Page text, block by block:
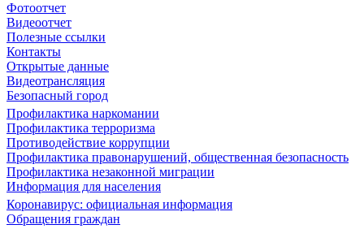
Фотоотчет
Видеоотчет
Полезные ссылки
Контакты
Открытые данные
Видеотрансляция
Безопасный город
Профилактика наркомании
Профилактика терроризма
Противодействие коррупции
Профилактика правонарушений, общественная безопасность
Профилактика незаконной миграции
Информация для населения
Коронавирус: официальная информация
Обращения граждан